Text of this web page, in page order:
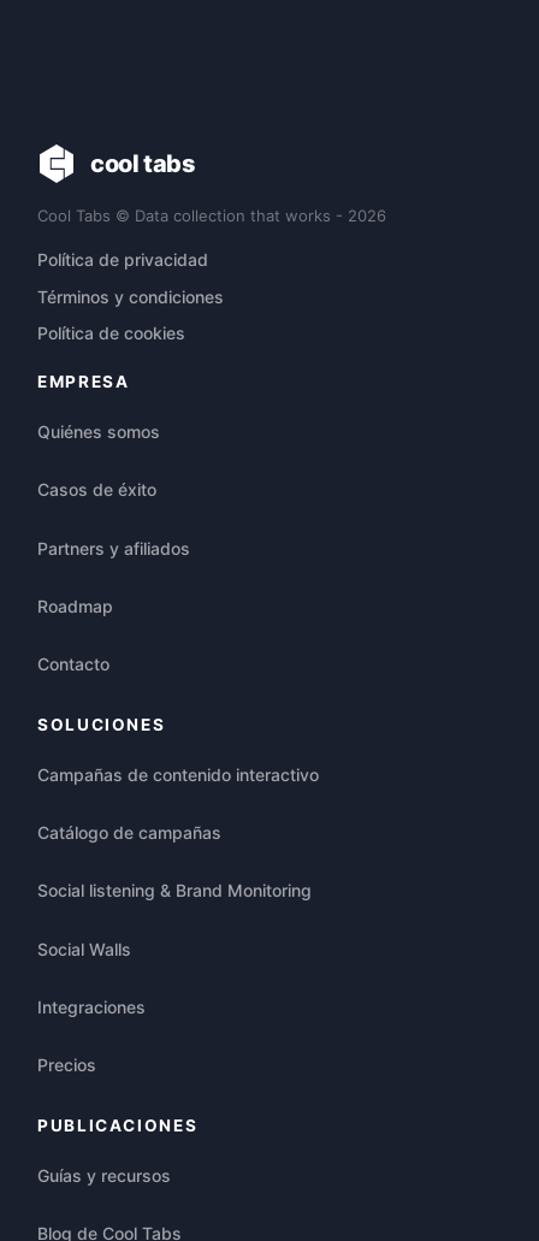
cool tabs
Cool Tabs © Data collection that works - 2026
Política de privacidad
Términos y condiciones
Política de cookies
EMPRESA
Quiénes somos
Casos de éxito
Partners y afiliados
Roadmap
Contacto
SOLUCIONES
Campañas de contenido interactivo
Catálogo de campañas
Social listening & Brand Monitoring
Social Walls
Integraciones
Precios
PUBLICACIONES
Guías y recursos
Blog de Cool Tabs